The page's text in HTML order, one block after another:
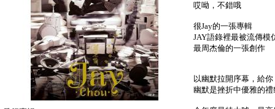
哎呦，不錯哦
很Jay的一張專輯
JAY語錄裡最被流傳模
最周杰倫的一張創作
以幽默拉開序幕，給
幽默是挫折中優雅的